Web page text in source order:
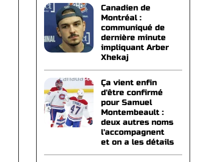
Canadien de
Montréal :
communiqué de
dernière minute
impliquant Arber
Xhekaj
Ça vient enfin
d'être confirmé
pour Samuel
Montembeault :
deux autres noms
l'accompagnent
et on a les détails